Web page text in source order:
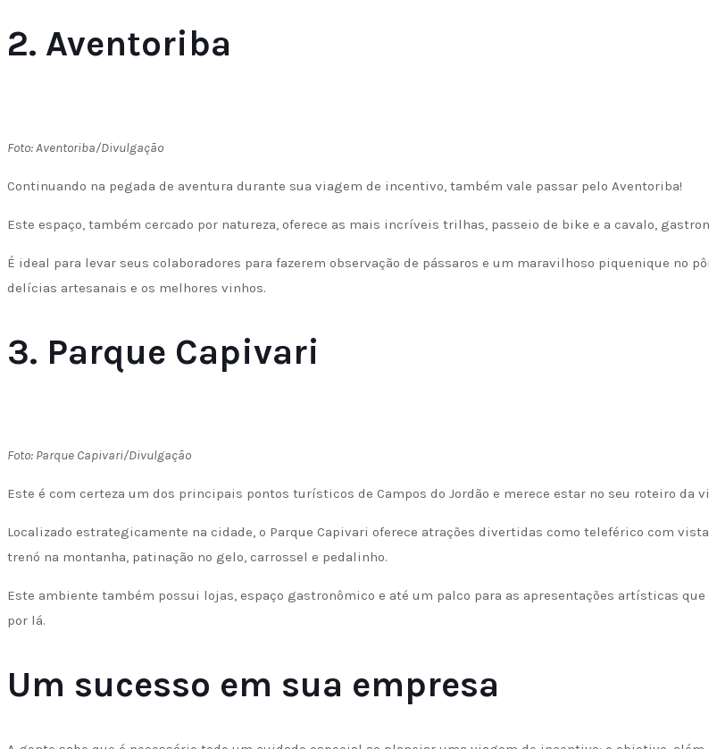
2. Aventoriba
Foto: Aventoriba/Divulgação
Continuando na pegada de aventura durante sua viagem de incentivo, também vale passar pelo Aventoriba!
Este espaço, também cercado por natureza, oferece as mais incríveis trilhas, passeio de bike e a cavalo,
É ideal para levar seus colaboradores para fazerem observação de pássaros e um maravilhoso piquenique no
delícias artesanais e os melhores vinhos.
3. Parque Capivari
Foto: Parque Capivari/Divulgação
Este é com certeza um dos principais pontos turísticos de Campos do Jordão e merece estar no seu roteiro da
Localizado estrategicamente na cidade, o Parque Capivari oferece atrações divertidas como teleférico com
trenó na montanha, patinação no gelo, carrossel e pedalinho.
Este ambiente também possui lojas, espaço gastronômico e até um palco para as apresentações artísticas
por lá.
Um sucesso em sua empresa